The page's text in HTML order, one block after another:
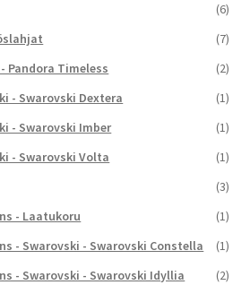
(6)
(7)
Pandora Timeless
(2)
- Swarovski Dextera
(1)
- Swarovski Imber
(1)
- Swarovski Volta
(1)
(3)
- Laatukoru
(1)
- Swarovski - Swarovski Constella
(1)
- Swarovski - Swarovski Idyllia
(2)